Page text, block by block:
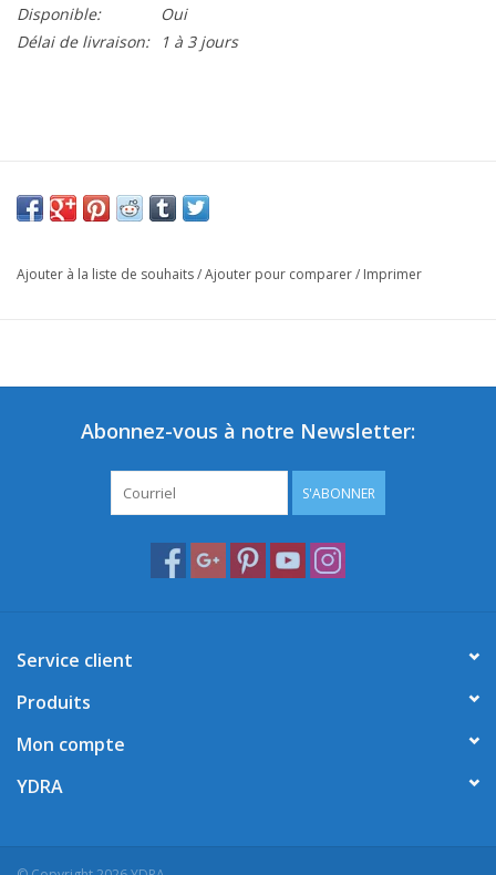
Disponible:
Oui
Délai de livraison:
1 à 3 jours
Ajouter à la liste de souhaits/Ajouter pour comparer/ Imprimer
Abonnez-vous à notre Newsletter:
S'ABONNER
Service client
Produits
Mon compte
YDRA